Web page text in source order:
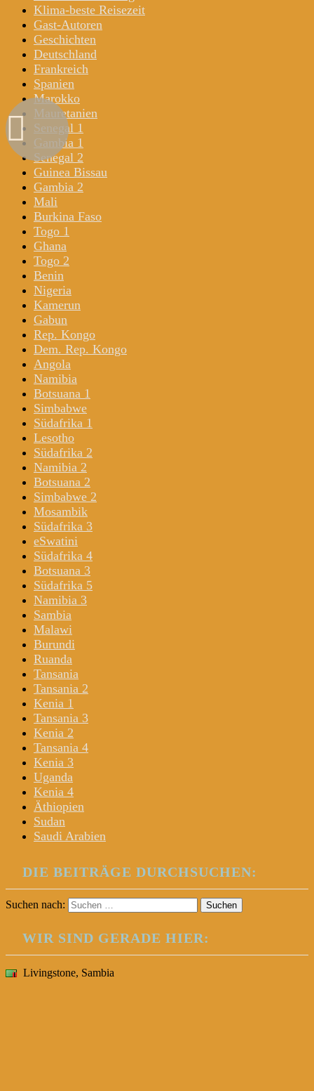
Klima-beste Reisezeit
Gast-Autoren
Geschichten
Deutschland
Frankreich
Spanien
Marokko
Mauretanien
Senegal 1
Gambia 1
Senegal 2
Guinea Bissau
Gambia 2
Mali
Burkina Faso
Togo 1
Ghana
Togo 2
Benin
Nigeria
Kamerun
Gabun
Rep. Kongo
Dem. Rep. Kongo
Angola
Namibia
Botsuana 1
Simbabwe
Südafrika 1
Lesotho
Südafrika 2
Namibia 2
Botsuana 2
Simbabwe 2
Mosambik
Südafrika 3
eSwatini
Südafrika 4
Botsuana 3
Südafrika 5
Namibia 3
Sambia
Malawi
Burundi
Ruanda
Tansania
Tansania 2
Kenia 1
Tansania 3
Kenia 2
Tansania 4
Kenia 3
Uganda
Kenia 4
Äthiopien
Sudan
Saudi Arabien
DIE BEITRÄGE DURCHSUCHEN:
Suchen nach:
WIR SIND GERADE HIER:
Livingstone, Sambia